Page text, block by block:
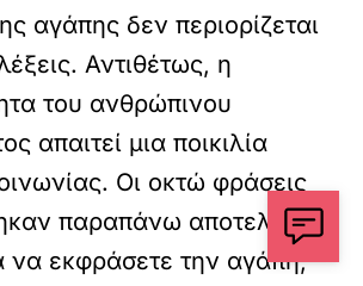
αγάπης δεν περιορίζεται
Αντιθέτως, η
του ανθρώπινου
απαιτεί μια ποικιλία
Οι οκτώ φράσεις
παραπάνω αποτελούν
να εκφράσετε την αγάπη,